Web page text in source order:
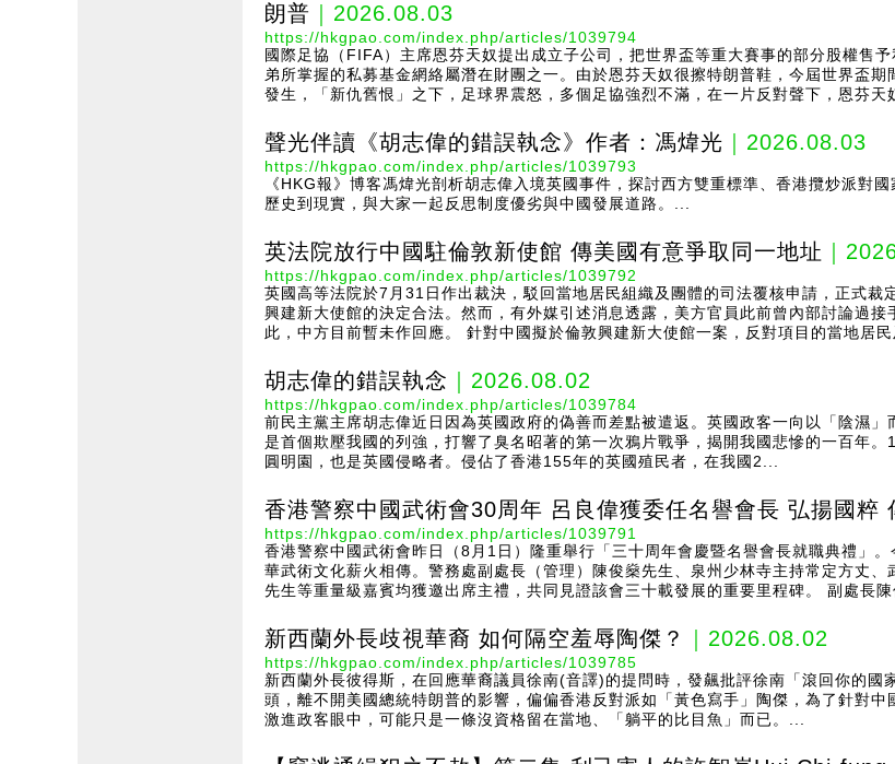
朗普 ｜2026.08.03
https://hkgpao.com/index.php/articles/1039794
國際足協（FIFA）主席恩芬天奴提出成立子公司，把世界盃等重大賽事的部分股權售
弟所掌握的私募基金網絡屬潛在財團之一。由於恩芬天奴很擦特朗普鞋，今屆世界盃
發生，「新仇舊恨」之下，足球界震怒，多個足協強烈不滿，在一片反對聲下，恩芬天
聲光伴讀《胡志偉的錯誤執念》作者：馮煒光 ｜2026.08.03
https://hkgpao.com/index.php/articles/1039793
《HKG報》博客馮煒光剖析胡志偉入境英國事件，探討西方雙重標準、香港攬炒派對
歷史到現實，與大家一起反思制度優劣與中國發展道路。...
英法院放行中國駐倫敦新使館 傳美國有意爭取同一地址 ｜
https://hkgpao.com/index.php/articles/1039792
英國高等法院於7月31日作出裁決，駁回當地居民組織及團體的司法覆核申請，正式裁
興建新大使館的決定合法。然而，有外媒引述消息透露，美方官員此前曾內部討論過
此，中方目前暫未作回應。 針對中國擬於倫敦興建新大使館一案，反對項目的當地居民
胡志偉的錯誤執念 ｜2026.08.02
https://hkgpao.com/index.php/articles/1039784
前民主黨主席胡志偉近日因為英國政府的偽善而差點被遣返。英國政客一向以「陰濕」
是首個欺壓我國的列強，打響了臭名昭著的第一次鴉片戰爭，揭開我國悲慘的一百年
圓明園，也是英國侵略者。侵佔了香港155年的英國殖民者，在我國2...
香港警察中國武術會30周年 呂良偉獲委任名譽會長 弘揚國粹
https://hkgpao.com/index.php/articles/1039791
香港警察中國武術會昨日（8月1日）隆重舉行「三十周年會慶暨名譽會長就職典禮」
華武術文化薪火相傳。警務處副處長（管理）陳俊燊先生、泉州少林寺主持常定方丈
先生等重量級嘉賓均獲邀出席主禮，共同見證該會三十載發展的重要里程碑。 副處長陳
新西蘭外長歧視華裔 如何隔空羞辱陶傑？ ｜2026.08.02
https://hkgpao.com/index.php/articles/1039785
新西蘭外長彼得斯，在回應華裔議員徐南(音譯)的提問時，發飆批評徐南「滾回你的國
頭，離不開美國總統特朗普的影響，偏偏香港反對派如「黃色寫手」陶傑，為了針對
激進政客眼中，可能只是一條沒資格留在當地、「躺平的比目魚」而已。...